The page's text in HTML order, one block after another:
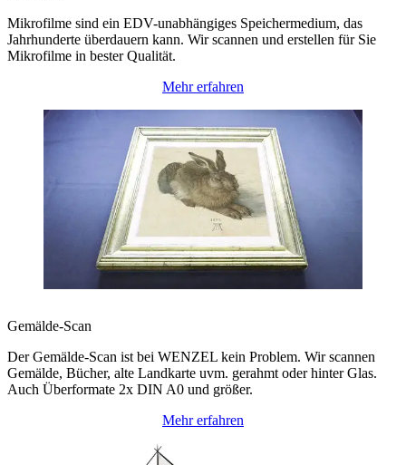
Mikrofilme sind ein EDV-unabhängiges Speichermedium, das
Jahrhunderte überdauern kann. Wir scannen und erstellen für Sie
Mikrofilme in bester Qualität.
Mehr erfahren
Gemälde-Scan
Der Gemälde-Scan ist bei WENZEL kein Problem. Wir scannen
Gemälde, Bücher, alte Landkarte uvm. gerahmt oder hinter Glas.
Auch Überformate 2x DIN A0 und größer.
Mehr erfahren